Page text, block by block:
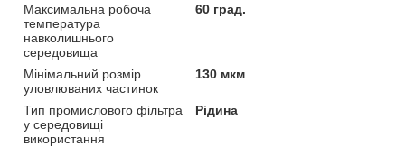
Максимальна робоча
температура
навколишнього
середовища
60 град.
Мінімальний розмір
уловлюваних частинок
130 мкм
Тип промислового фільтра
у середовищі
використання
Рідина